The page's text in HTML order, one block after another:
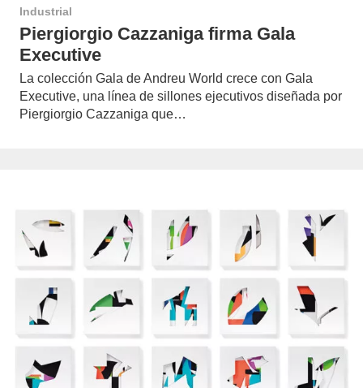
Industrial
Piergiorgio Cazzaniga firma Gala
Executive
La colección Gala de Andreu World crece con Gala
Executive, una línea de sillones ejecutivos diseñada por
Piergiorgio Cazzaniga que…